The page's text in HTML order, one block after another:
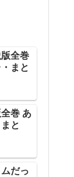
全巻
まと
全巻 あ
と
だっ